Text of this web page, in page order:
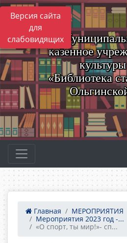
Версия сайта
для
слабовидящих
казенное
культуры
«Библиотека
Главная
МЕРОПРИЯТИЯ
Мероприятия 2023 год -...
«О спорт, ты мир!»- сп...